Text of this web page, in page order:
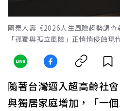
國泰人壽《2026人生風險趨勢調
「孤獨與孤立風險」正悄悄侵蝕現
隨著台灣邁入超高齡社
與獨居家庭增加，「一